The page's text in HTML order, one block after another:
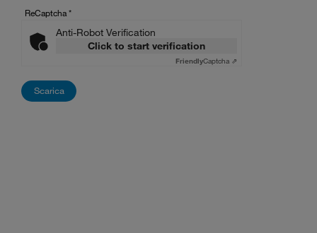
ReCaptcha*
Anti-Robot Verification
Click to start verification
FriendlyCaptcha ⇗